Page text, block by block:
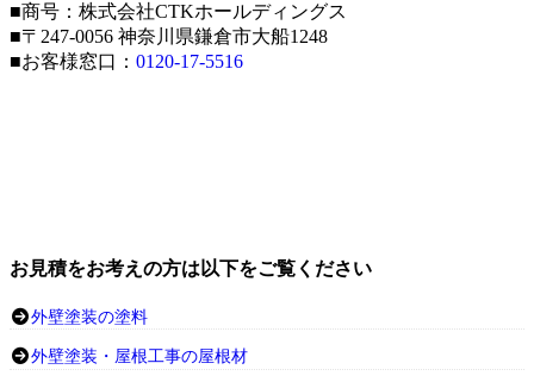
■商号：株式会社CTKホールディングス
■〒247-0056 神奈川県鎌倉市大船1248
■お客様窓口： 0120-17-5516
お見積をお考えの方は以下をご覧ください
外壁塗装の塗料
外壁塗装・屋根工事の屋根材